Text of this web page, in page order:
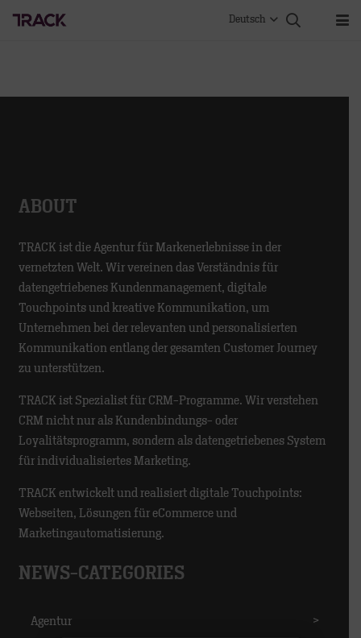
Deutsch
ABOUT
TRACK ist die Agentur für Markenerlebnisse in der
vernetzten Welt. Wir vereinen das Verständnis für
datengetriebenes Kundenmanagement, digitale
Touchpoints und kreative Kommunikation, um
Unternehmen bei der relevanten und personalisierten
Kommunikation entlang der gesamten Customer Journey
zu unterstützen.
TRACK ist Spezialist für CRM-Programme. Wir verstehen
CRM nicht nur als Kundenbindungs- oder
Loyalitätsprogramm, sondern als datengetriebenes System
für individualisiertes Marketing.
TRACK entwickelt und realisiert digitale Touchpoints:
Webseiten, Lösungen für eCommerce und
Marketingautomatisierung.
NEWS-CATEGORIES
Agentur >